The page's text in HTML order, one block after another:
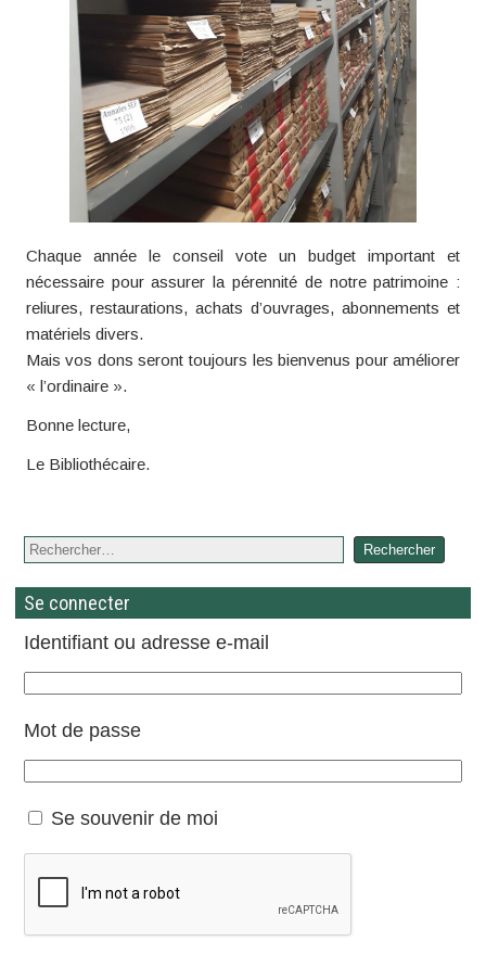
Chaque année le conseil vote un budget important et
nécessaire pour assurer la pérennité de notre patrimoine :
reliures, restaurations, achats d’ouvrages, abonnements et
matériels divers.
Mais vos dons seront toujours les bienvenus pour améliorer
« l’ordinaire ».
Bonne lecture,
Le Bibliothécaire.
Se connecter
Identifiant ou adresse e-mail
Mot de passe
Se souvenir de moi